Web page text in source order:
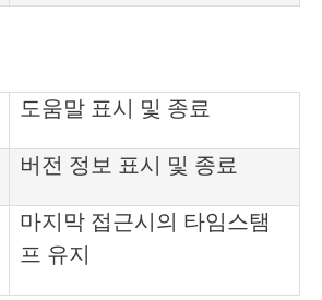
도움말 표시 및 종료
버전 정보 표시 및 종료
마지막 접근시의 타임스탬
프 유지